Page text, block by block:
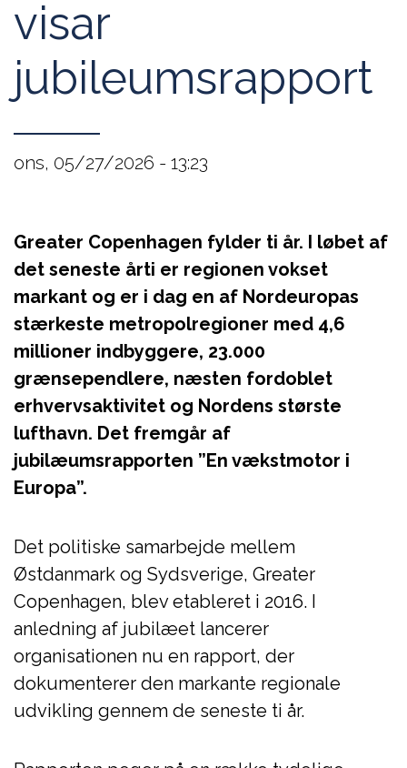
visar
jubileumsrapport
ons, 05/27/2026 - 13:23
Greater Copenhagen fylder ti år. I løbet af
det seneste årti er regionen vokset
markant og er i dag en af Nordeuropas
stærkeste metropolregioner med 4,6
millioner indbyggere, 23.000
grænsependlere, næsten fordoblet
erhvervsaktivitet og Nordens største
lufthavn. Det fremgår af
jubilæumsrapporten ”En vækstmotor i
Europa”.
Det politiske samarbejde mellem
Østdanmark og Sydsverige, Greater
Copenhagen, blev etableret i 2016. I
anledning af jubilæet lancerer
organisationen nu en rapport, der
dokumenterer den markante regionale
udvikling gennem de seneste ti år.